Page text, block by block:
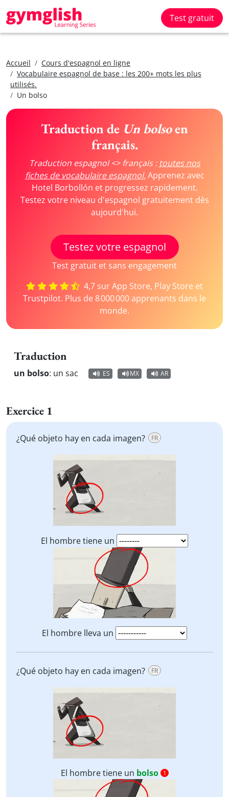
Test gratuit
Accueil
Cours d'espagnol en ligne
Vocabulaire espagnol de base : les 200+ mots les plus
utilisés.
Un bolso
Traduction de Un bolsoen
français.
Traduction espagnol <> français : toutes nos
fiches de vocabulaire espagnol.Apprenez avec
Hotel Borbollón et progressez rapidement.
Testez votre niveau d'espagnol gratuitement dès
aujourd'hui.
Testez votre espagnol
Test gratuit et sans engagement
4,7 sur App Store, Play Store et
Trustpilot. Plus de 8 000 000 apprenants dans le
monde.
Traduction
un bolso: un sac ES MX AR
Exercice 1
¿Qué objeto hay en cada imagen? FR
El hombre tiene un
El hombre lleva un
¿Qué objeto hay en cada imagen? FR
El hombre tiene un bolso 1